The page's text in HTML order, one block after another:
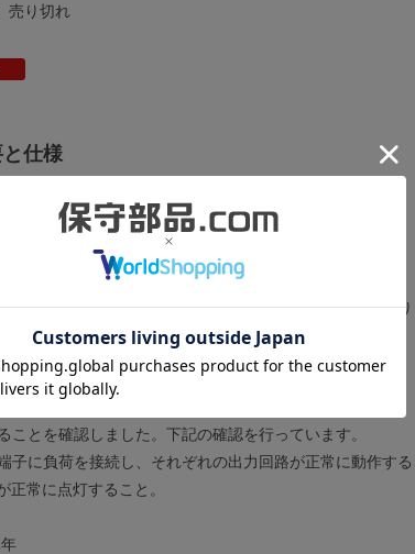
売り切れ
仕様
している貴重な製品です。
イアック
マニュアルをご覧ください。会員登録が必要な場合があ
ことを確認しました。下記の確認を行っています。
子に負荷を接続し、それぞれの出力回路が正常に動作す
正常に点灯すること。